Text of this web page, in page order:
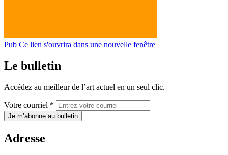
Pub Ce lien s'ouvrira dans une nouvelle fenêtre
Le bulletin
Accédez au meilleur de l’art actuel en un seul clic.
Votre courriel *
Je m’abonne au bulletin
Adresse